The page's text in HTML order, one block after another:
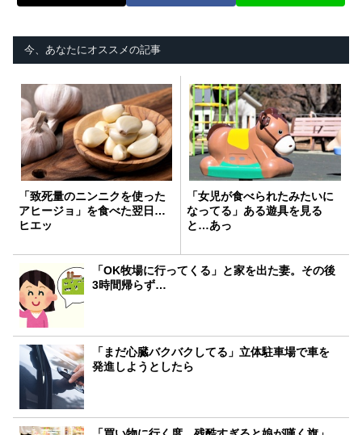
今、あなたにオススメの記事
「致死量のニンニクを使った
アヒージョ」を食べた翌日…
ヒエッ
「女児が食べられたみたいに
なってる」ある遊具を見る
と…あっ
「OK牧場に行ってくる」と家を出た妻。その後
3時間帰らず…
「まだ心臓バクバクしてる」立体駐車場で車を
発進しようとしたら